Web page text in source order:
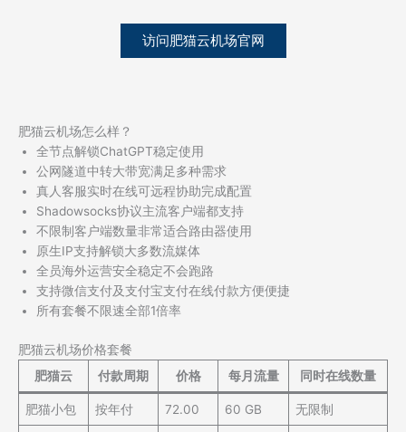
访问肥猫云机场官网
肥猫云机场怎么样？
全节点解锁ChatGPT稳定使用
公网隧道中转大带宽满足多种需求
真人客服实时在线可远程协助完成配置
Shadowsocks协议主流客户端都支持
不限制客户端数量非常适合路由器使用
原生IP支持解锁大多数流媒体
全员海外运营安全稳定不会跑路
支持微信支付及支付宝支付在线付款方便便捷
所有套餐不限速全部1倍率
肥猫云机场价格套餐
肥猫云
付款周期 价格 每月流量 同时在线数量
肥猫小包 按年付 72.00 60 GB 无限制